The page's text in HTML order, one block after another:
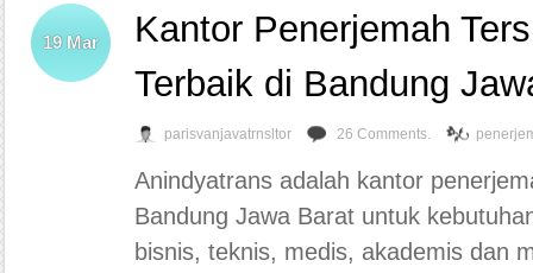
Kantor Penerjemah
Terbaik di Bandung
19 Mar
parisvanjavatrnsltor 26 Comments.
Anindyatrans adalah kantor
Bandung Jawa Barat untuk
bisnis, teknis, medis, akademis dan